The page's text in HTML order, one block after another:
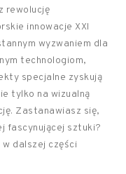
rewolucję
innowacje XXI
wyzwaniem dla
technologiom,
specjalne zyskują
tylko na wizualną
Zastanawiasz się,
fascynującej sztuki?
dalszej części